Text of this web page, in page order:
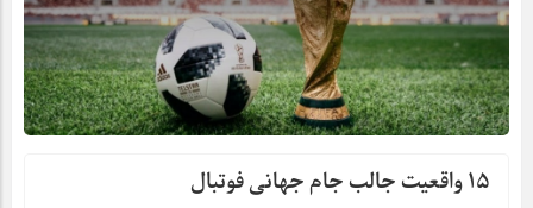
۱۵ واقعیت جالب جام جهانی فوتبال